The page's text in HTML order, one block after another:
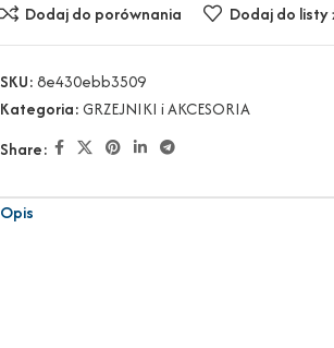
Dodaj do porównania Dodaj do listy
SKU:8e430ebb3509
Kategoria:GRZEJNIKI i AKCESORIA
Share:
Opis